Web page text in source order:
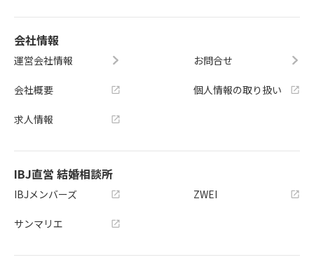
会社情報
運営会社情報
会社概要
求人情報
お問合せ
個人情報の取り扱い
IBJ直営 結婚相談所
IBJメンバーズ
サンマリエ
ZWEI